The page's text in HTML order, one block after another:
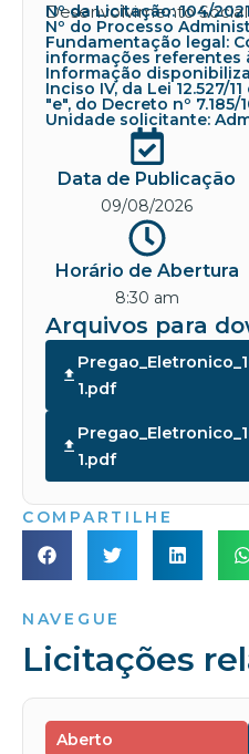
Desenvolvimento
Nº da Licitação: 104/2021
Nº do Processo
Fundamentação legal:
informações referentes
Informação
Inciso IV, da Lei 12.527/
"e", do Decreto nº 7.185/
Unidade solicitante:
Data de Publicação
09/08/2026
Horário de Abertura
8:30 am
Arquivos para
1.pdf
1.pdf
COMPARTILHE
NAVEGUE
Licitações
Aberto